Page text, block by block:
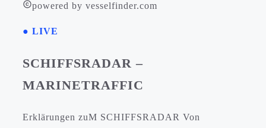
powered by vesselfinder.com
● LIVE
SCHIFFSRADAR –
MARINETRAFFIC
Erklärungen zuM SCHIFFSRADAR Von